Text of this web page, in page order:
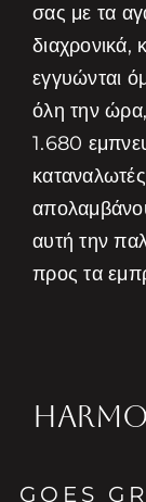
σας με τα
εγγυώνται
όλη την
1.680
αυτή την
προς τα
GOES